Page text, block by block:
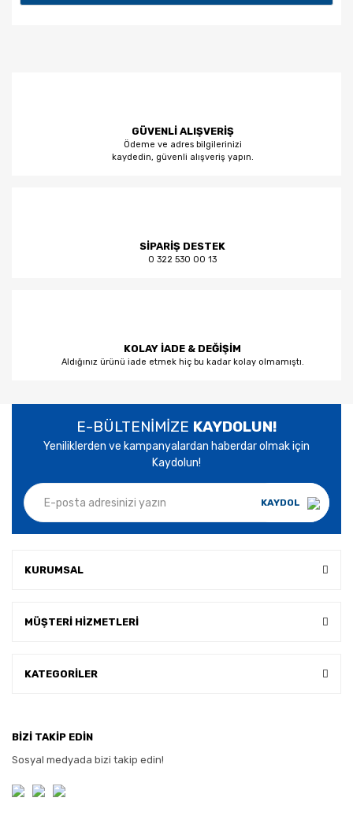
GÜVENLİ ALIŞVERİŞ
Ödeme ve adres bilgilerinizi
kaydedin, güvenli alışveriş yapın.
SİPARİŞ DESTEK
0 322 530 00 13
KOLAY İADE & DEĞİŞİM
Aldığınız ürünü iade etmek hiç bu kadar kolay olmamıştı.
E-BÜLTENİMİZE KAYDOLUN!
Yeniliklerden ve kampanyalardan haberdar olmak için
Kaydolun!
KAYDOL
KURUMSAL
MÜŞTERİ HİZMETLERİ
KATEGORİLER
BİZİ TAKİP EDİN
Sosyal medyada bizi takip edin!